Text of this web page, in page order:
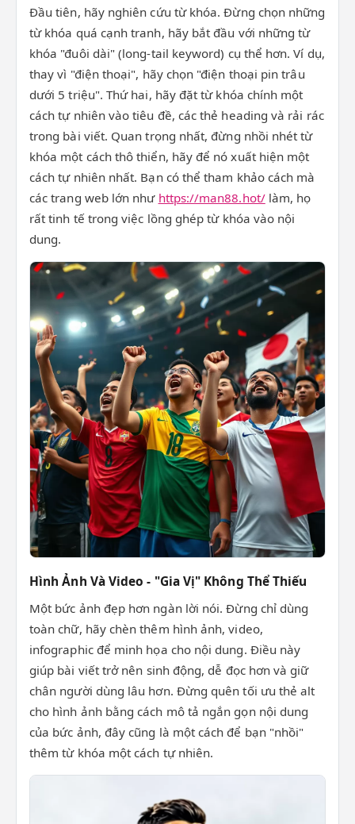
Đầu tiên, hãy nghiên cứu từ khóa. Đừng chọn những
từ khóa quá cạnh tranh, hãy bắt đầu với những từ
khóa "đuôi dài" (long-tail keyword) cụ thể hơn. Ví dụ,
thay vì "điện thoại", hãy chọn "điện thoại pin trâu
dưới 5 triệu". Thứ hai, hãy đặt từ khóa chính một
cách tự nhiên vào tiêu đề, các thẻ heading và rải rác
trong bài viết. Quan trọng nhất, đừng nhồi nhét từ
khóa một cách thô thiển, hãy để nó xuất hiện một
cách tự nhiên nhất. Bạn có thể tham khảo cách mà
các trang web lớn như https://man88.hot/làm, họ
rất tinh tế trong việc lồng ghép từ khóa vào nội
dung.
Hình Ảnh Và Video - "Gia Vị" Không Thể Thiếu
Một bức ảnh đẹp hơn ngàn lời nói. Đừng chỉ dùng
toàn chữ, hãy chèn thêm hình ảnh, video,
infographic để minh họa cho nội dung. Điều này
giúp bài viết trở nên sinh động, dễ đọc hơn và giữ
chân người dùng lâu hơn. Đừng quên tối ưu thẻ alt
cho hình ảnh bằng cách mô tả ngắn gọn nội dung
của bức ảnh, đây cũng là một cách để bạn "nhồi"
thêm từ khóa một cách tự nhiên.